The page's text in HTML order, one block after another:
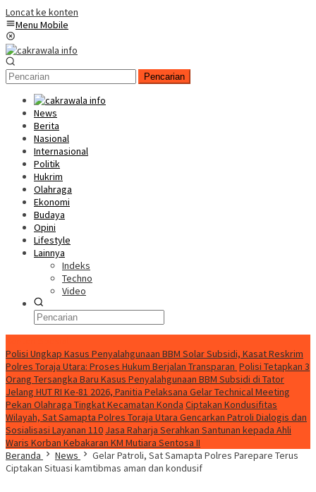
Loncat ke konten
Menu Mobile
Pencarian
News
Berita
Nasional
Internasional
Politik
Hukrim
Olahraga
Ekonomi
Budaya
Opini
Lifestyle
Lainnya
Indeks
Techno
Video
Polisi Ungkap Kasus Penyalahgunaan BBM Solar Subsidi, Kasat Reskrim
Polres Toraja Utara: Proses Hukum Berjalan Transparan Polisi Tetapkan 3
Orang Tersangka Baru Kasus Penyalahgunaan BBM Subsidi di Tator
Jelang HUT RI Ke-81 2026, Panitia Pelaksana Gelar Technical Meeting
Pekan Olahraga Tingkat Kecamatan Konda Ciptakan Kondusifitas
Wilayah, Sat Samapta Polres Toraja Utara Gencarkan Patroli Dialogis dan
Sosialisasi Layanan 110 Jasa Raharja Serahkan Santunan kepada Ahli
Waris Korban Kebakaran KM Mutiara Sentosa II
Beranda
News
Gelar Patroli, Sat Samapta Polres Parepare Terus
Ciptakan Situasi kamtibmas aman dan kondusif